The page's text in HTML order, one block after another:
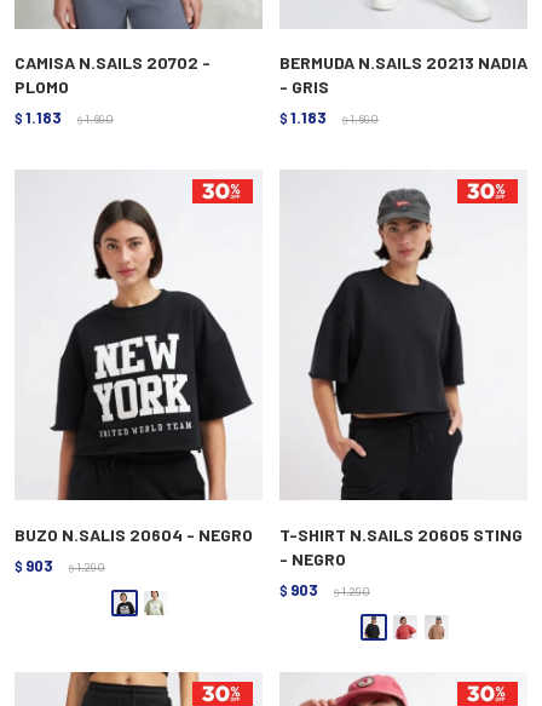
CAMISA N.SAILS 20702 -
PLOMO
$ 1.183 $ 1.690
BERMUDA N.SAILS 20213 NADIA
- GRIS
$ 1.183 $ 1.690
BUZO N.SALIS 20604 - NEGRO
$ 903 $ 1.290
T-SHIRT N.SAILS 20605 STING
- NEGRO
$ 903 $ 1.290